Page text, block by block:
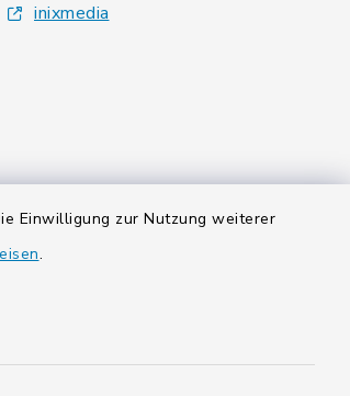
Einwilligung zur Nutzung weiterer
.
inixmedia